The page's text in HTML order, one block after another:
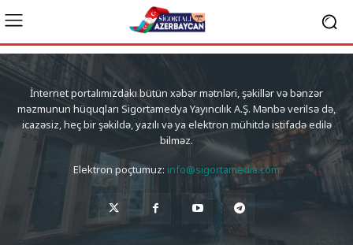
İnternet portalımızdakı bütün xəbər mətnləri, şəkillər və bənzər
məzmunun hüquqları Sigortamedya Yayıncılık A.Ş. Mənbə verilsə də,
icazəsiz, heç bir şəkildə, yazılı və ya elektron mühitdə istifadə edilə
bilməz.
Elektron poçtumuz: info@sigortamedia.com